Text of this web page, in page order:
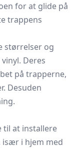
for at glide på
trappens
størrelser og
Deres
på trapperne,
Desuden
til at installere
i hjem med